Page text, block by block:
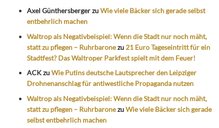
Axel GünthersbergerzuWie viele Bäcker sich gerade selbst
entbehrlich machen
Waltrop als Negativbeispiel: Wenn die Stadt nur noch mäht,
statt zu pflegen – Ruhrbaronezu 21 Euro Tageseintritt für ein
Stadtfest? Das Waltroper Parkfest spielt mit dem Feuer!
ACKzuWie Putins deutsche Lautsprecher den Leipziger
Drohnenanschlag für antiwestliche Propaganda nutzen
Waltrop als Negativbeispiel: Wenn die Stadt nur noch mäht,
statt zu pflegen – RuhrbaronezuWie viele Bäcker sich gerade
selbst entbehrlich machen